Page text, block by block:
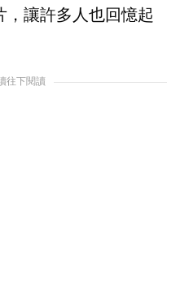
，讓許多人也回憶起
往下閱讀